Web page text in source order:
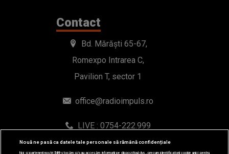
Contact
Bd. Mărăști 65-67,
Romexpo Intrarea C,
Pavilion T, sector 1
office@radioimpuls.ro
LIVE : 0754-222.999
WhatsApp: 0754-222.999
Nouă ne pasă ca datele tale personale să rămână confidențiale
Noi și partenerii noștri589stocăm și/sau accesăm informații pe dispozitivul dvs., precum identificatorii cookie unici pentru